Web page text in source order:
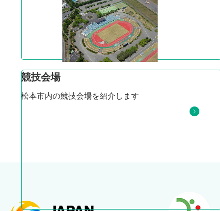
競技会場
松本市内の競技会場を紹介します